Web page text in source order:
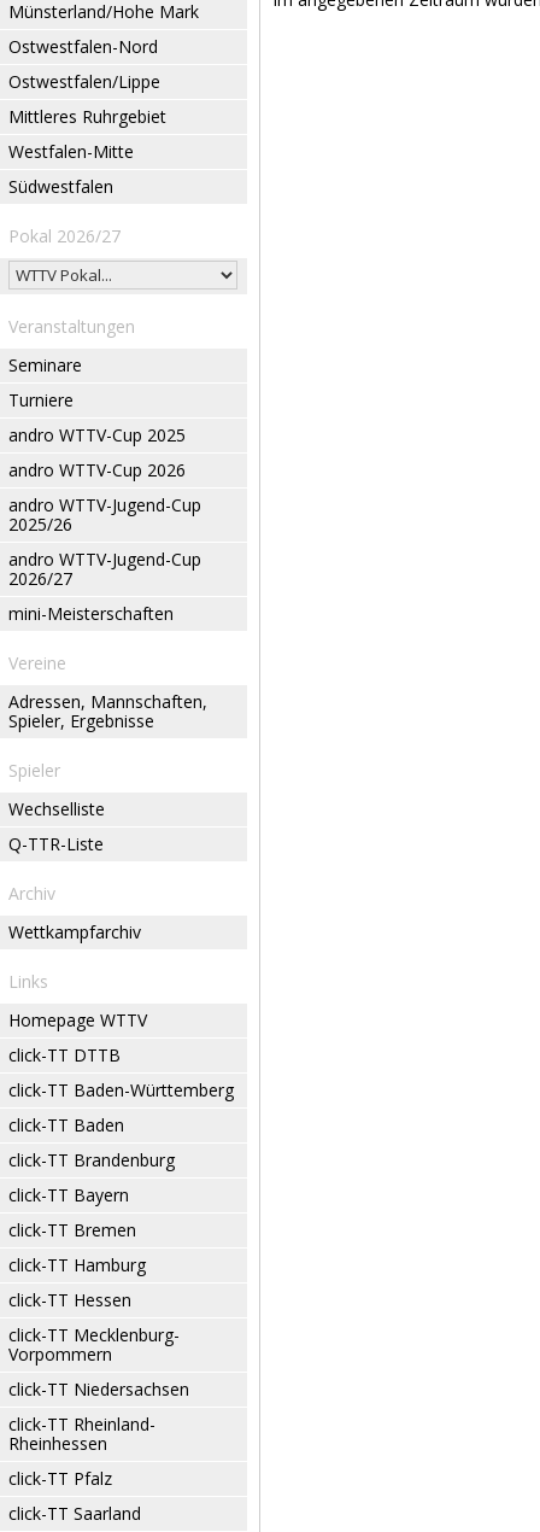
Münsterland/Hohe Mark
Ostwestfalen-Nord
Ostwestfalen/Lippe
Mittleres Ruhrgebiet
Westfalen-Mitte
Südwestfalen
Pokal 2026/27
Veranstaltungen
Seminare
Turniere
andro WTTV-Cup 2025
andro WTTV-Cup 2026
andro WTTV-Jugend-Cup
2025/26
andro WTTV-Jugend-Cup
2026/27
mini-Meisterschaften
Vereine
Adressen, Mannschaften,
Spieler, Ergebnisse
Spieler
Wechselliste
Q-TTR-Liste
Archiv
Wettkampfarchiv
Links
Homepage WTTV
click-TT DTTB
click-TT Baden-Württemberg
click-TT Baden
click-TT Brandenburg
click-TT Bayern
click-TT Bremen
click-TT Hamburg
click-TT Hessen
click-TT Mecklenburg-
Vorpommern
click-TT Niedersachsen
click-TT Rheinland-
Rheinhessen
click-TT Pfalz
click-TT Saarland